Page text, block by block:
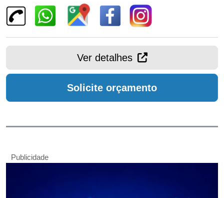
Ver detalhes
Solicite orçamento
Publicidade